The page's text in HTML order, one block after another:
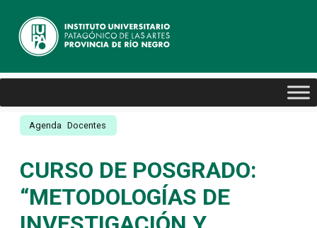
Agenda Docentes
CURSO DE POSGRADO:
“METODOLOGÍAS DE